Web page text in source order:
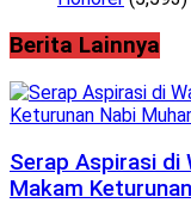
Berita Lainnya
Serap Aspirasi di
Makam